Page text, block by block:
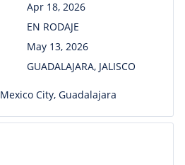
Apr 18, 2026
EN RODAJE
May 13, 2026
GUADALAJARA, JALISCO
Mexico City, Guadalajara